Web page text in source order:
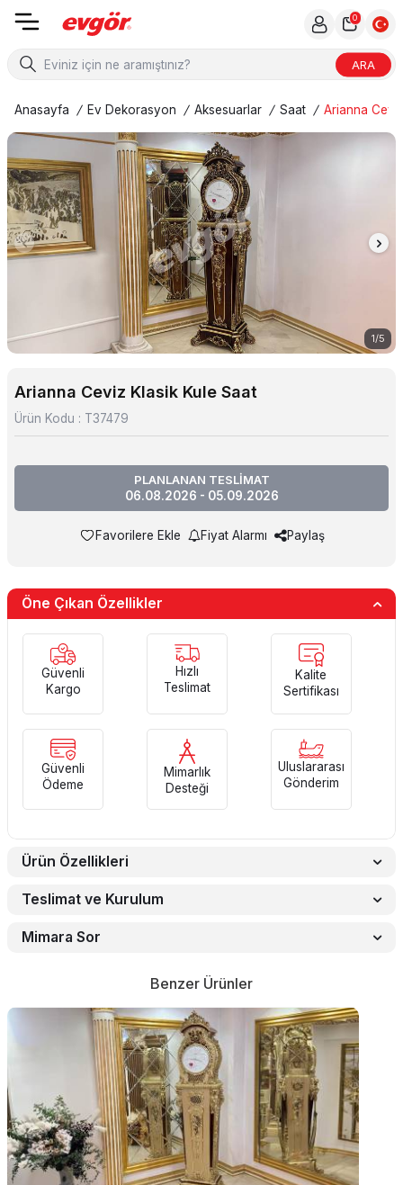
ARA
0
Anasayfa / Ev Dekorasyon / Aksesuarlar / Saat / Arianna
1/5
Arianna Ceviz Klasik Kule Saat
Ürün Kodu : T37479
PLANLANAN TESLİMAT
06.08.2026 - 05.09.2026
Favorilere Ekle Fiyat Alarmı Paylaş
Öne Çıkan Özellikler
Güvenli
Kargo
Hızlı
Teslimat
Kalite
Sertifikası
Güvenli
Ödeme
Mimarlık
Desteği
Uluslararası
Gönderim
Ürün Özellikleri
Teslimat ve Kurulum
Mimara Sor
Benzer Ürünler